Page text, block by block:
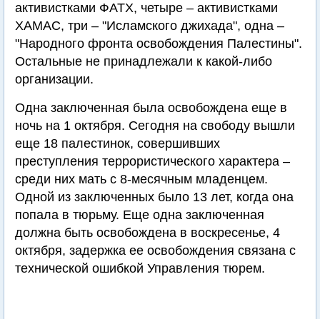
активистками ФАТХ, четыре – активистками
ХАМАС, три – "Исламского джихада", одна –
"Народного фронта освобождения Палестины".
Остальные не принадлежали к какой-либо
организации.
Одна заключенная была освобождена еще в
ночь на 1 октября. Сегодня на свободу вышли
еще 18 палестинок, совершивших
преступления террористического характера –
среди них мать с 8-месячным младенцем.
Одной из заключенных было 13 лет, когда она
попала в тюрьму. Еще одна заключенная
должна быть освобождена в воскресенье, 4
октября, задержка ее освобождения связана с
технической ошибкой Управления тюрем.